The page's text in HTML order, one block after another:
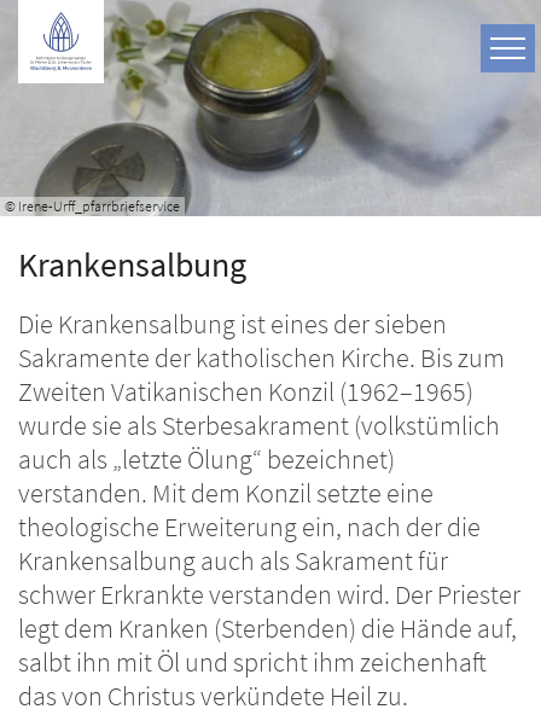
Zum Inhalt springen
© Irene-Urff_pfarrbriefservice
Krankensalbung
Die Krankensalbung ist eines der sieben
Sakramente der katholischen Kirche. Bis zum
Zweiten Vatikanischen Konzil (1962–1965)
wurde sie als Sterbesakrament (volkstümlich
auch als „letzte Ölung“ bezeichnet)
verstanden. Mit dem Konzil setzte eine
theologische Erweiterung ein, nach der die
Krankensalbung auch als Sakrament für
schwer Erkrankte verstanden wird. Der Priester
legt dem Kranken (Sterbenden) die Hände auf,
salbt ihn mit Öl und spricht ihm zeichenhaft
das von Christus verkündete Heil zu.